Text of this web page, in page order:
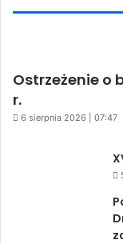
Ostrzeżenie o
r.
6 sierpnia 2026 | 07:47